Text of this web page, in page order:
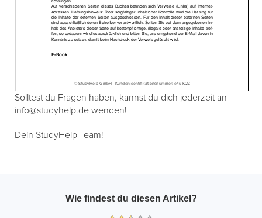
Solltest du Fragen haben, kannst du dich jederzeit an
info@studyhelp.de wenden!
Dein StudyHelp Team!
Wie findest du diesen Artikel?